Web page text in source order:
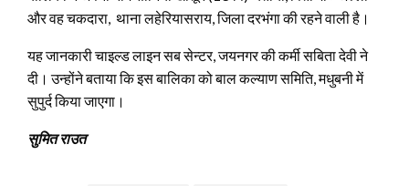
और वह चकदारा, थाना लहेरियासराय, जिला दरभंगा की रहने वाली है।
यह जानकारी चाइल्ड लाइन सब सेन्टर, जयनगर की कर्मी सबिता देवी ने
दी। उन्होंने बताया कि इस बालिका को बाल कल्याण समिति, मधुबनी में
सुपुर्द किया जाएगा।
सुमित राउत